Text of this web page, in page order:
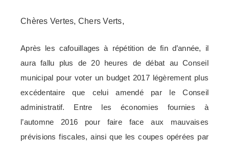
Chères Vertes, Chers Verts,
Après les cafouillages à répétition de fin d’année, il
aura fallu plus de 20 heures de débat au Conseil
municipal pour voter un budget 2017 légèrement plus
excédentaire que celui amendé par le Conseil
administratif. Entre les économies fournies à
l’automne 2016 pour faire face aux mauvaises
prévisions fiscales, ainsi que les coupes opérées par